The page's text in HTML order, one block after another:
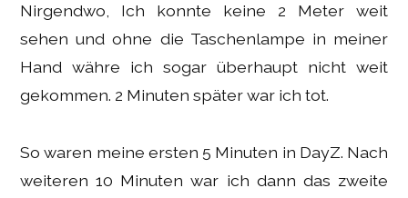
Nirgendwo, Ich konnte keine 2 Meter weit
sehen und ohne die Taschenlampe in meiner
Hand währe ich sogar überhaupt nicht weit
gekommen. 2 Minuten später war ich tot.
So waren meine ersten 5 Minuten in DayZ. Nach
weiteren 10 Minuten war ich dann das zweite